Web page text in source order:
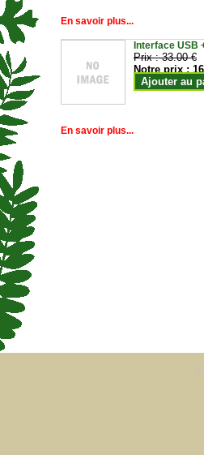
En savoir plus...
Interface USB
Prix :33.00 €
Notre prix :
Ajouter au
En savoir plus...